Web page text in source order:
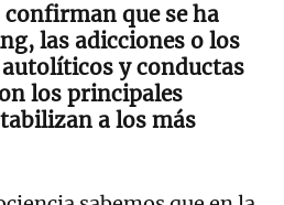
que se ha
las adicciones o los
y conductas
los principales
a los más